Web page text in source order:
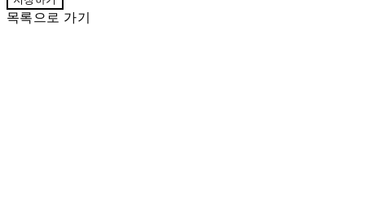
목록으로 가기